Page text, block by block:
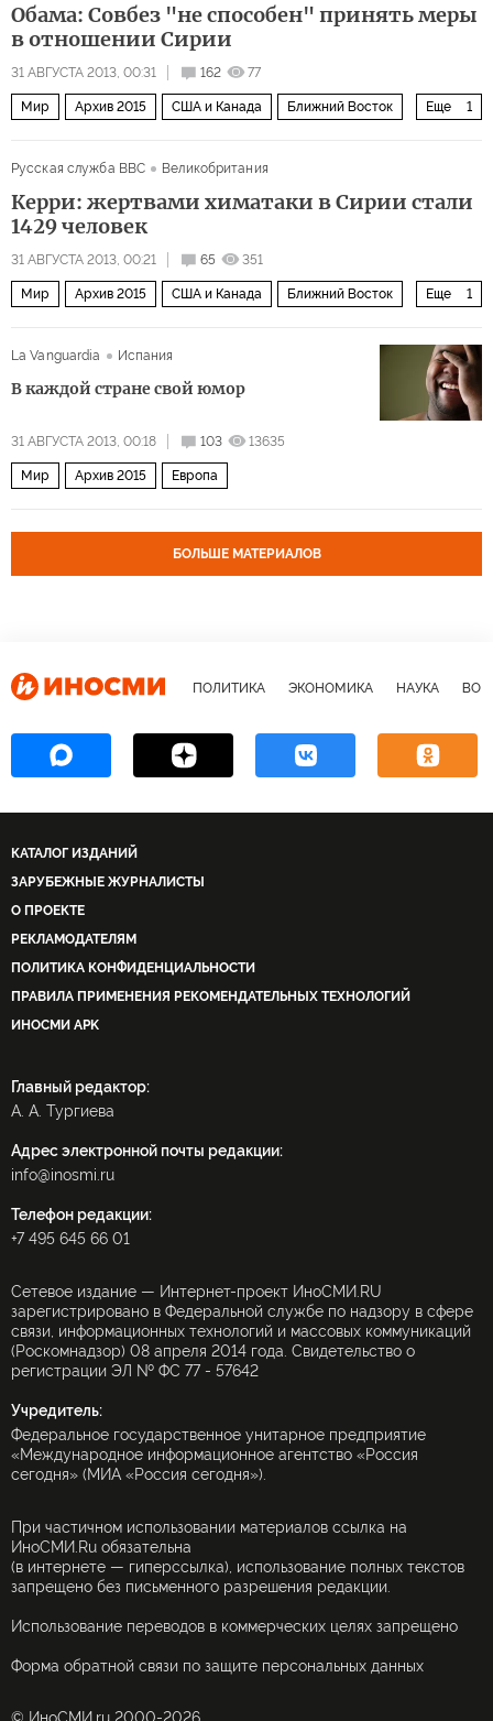
Обама: Совбез "не способен" принять меры
в отношении Сирии
31 АВГУСТА 2013, 00:31 162 77
Еще 1
Мир Архив 2015 США и Канада Ближний Восток
Русская служба BBC
Великобритания
Керри: жертвами химатаки в Сирии стали
1429 человек
31 АВГУСТА 2013, 00:21 65 351
Еще 1
Мир Архив 2015 США и Канада Ближний Восток
La Vanguardia
Испания
В каждой стране свой юмор
31 АВГУСТА 2013, 00:18 103 13635
Мир Архив 2015 Европа
БОЛЬШЕ МАТЕРИАЛОВ
ПОЛИТИКА ЭКОНОМИКА НАУКА
КАТАЛОГ ИЗДАНИЙ
ЗАРУБЕЖНЫЕ ЖУРНАЛИСТЫ
О ПРОЕКТЕ
РЕКЛАМОДАТЕЛЯМ
ПОЛИТИКА КОНФИДЕНЦИАЛЬНОСТИ
ПРАВИЛА ПРИМЕНЕНИЯ РЕКОМЕНДАТЕЛЬНЫХ ТЕХНОЛОГИЙ
ИНОСМИ APK
Главный редактор:
А. А. Тургиева
Адрес электронной почты редакции:
info@inosmi.ru
Телефон редакции:
+7 495 645 66 01
Сетевое издание — Интернет-проект ИноСМИ.RU
зарегистрировано в Федеральной службе по надзору в сфере
связи, информационных технологий и массовых коммуникаций
(Роскомнадзор) 08 апреля 2014 года. Свидетельство о
регистрации ЭЛ № ФС 77 - 57642
Учредитель:
Федеральное государственное унитарное предприятие
«Международное информационное агентство «Россия
сегодня» (МИА «Россия сегодня»).
При частичном использовании материалов ссылка на
ИноСМИ.Ru обязательна
(в интернете — гиперссылка), использование полных текстов
запрещено без письменного разрешения редакции.
Использование переводов в коммерческих целях запрещено
Форма обратной связи по защите персональных данных